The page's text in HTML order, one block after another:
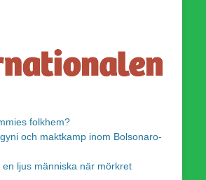
folkhem?
och maktkamp inom Bolsonaro-
ljus människa när mörkret